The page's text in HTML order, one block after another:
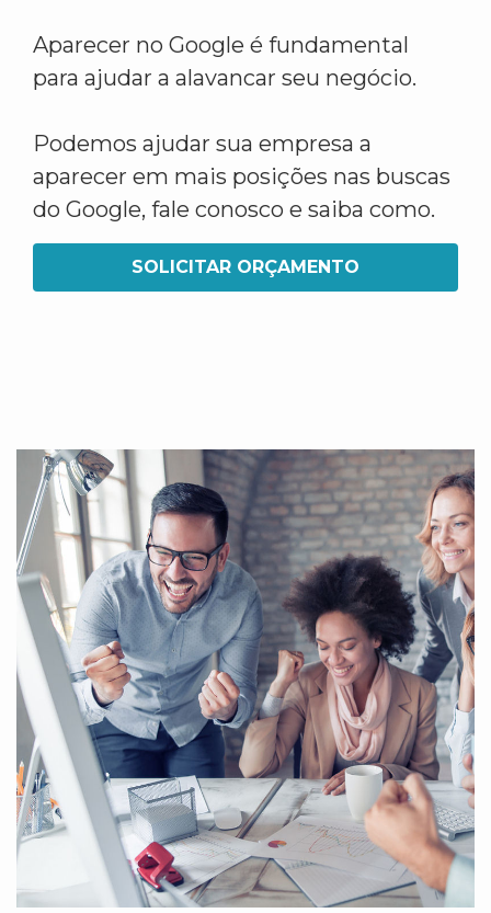
Aparecer no Google é fundamental
para ajudar a alavancar seu negócio.
Podemos ajudar sua empresa a
aparecer em mais posições nas buscas
do Google, fale conosco e saiba como.
SOLICITAR ORÇAMENTO